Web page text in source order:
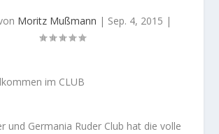
Moritz Mußmann | Sep. 4, 2015 |
und Germania Ruder Club hat die volle